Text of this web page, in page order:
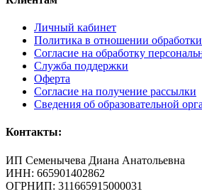
Личный кабинет
Политика в отношении
Согласие на обработку
Служба поддержки
Оферта
Согласие на получение рассылки
Сведения об образовательной
Контакты:
ИП Семенычева Диана Анатольевна
ИНН: 665901402862
ОГРНИП: 311665915000031